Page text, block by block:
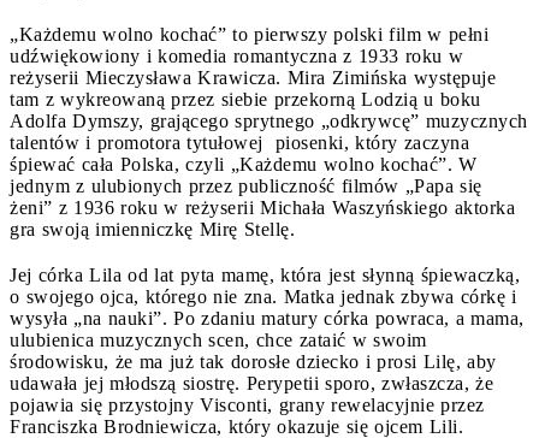
„Każdemu wolno kochać” to pierwszy polski film w pełni
udźwiękowiony i komedia romantyczna z 1933 roku w
reżyserii Mieczysława Krawicza. Mira Zimińska występuje
tam z wykreowaną przez siebie przekorną Lodzią u boku
Adolfa Dymszy, grającego sprytnego „odkrywcę” muzycznych
talentów i promotora tytułowej piosenki, który zaczyna
śpiewać cała Polska, czyli „Każdemu wolno kochać”. W
jednym z ulubionych przez publiczność filmów „Papa się
żeni” z 1936 roku w reżyserii Michała Waszyńskiego aktorka
gra swoją imienniczkę Mirę Stellę.
Jej córka Lila od lat pyta mamę, która jest słynną śpiewaczką,
o swojego ojca, którego nie zna. Matka jednak zbywa córkę i
wysyła „na nauki”. Po zdaniu matury córka powraca, a mama,
ulubienica muzycznych scen, chce zataić w swoim
środowisku, że ma już tak dorosłe dziecko i prosi Lilę, aby
udawała jej młodszą siostrę. Perypetii sporo, zwłaszcza, że
pojawia się przystojny Visconti, grany rewelacyjnie przez
Franciszka Brodniewicza, który okazuje się ojcem Lili.